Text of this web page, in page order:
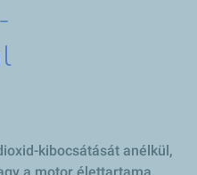
kibocsátását anélkül,